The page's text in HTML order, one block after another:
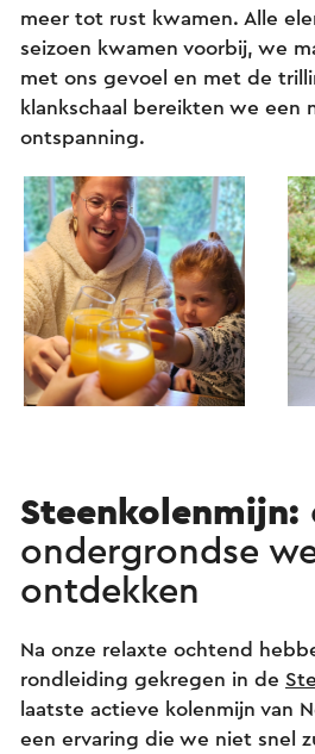
meer tot rust kwamen. Alle
seizoen kwamen voorbij, we
met ons gevoel en met de
klankschaal bereikten we een
ontspanning.
Steenkolenmijn:
ondergrondse
ontdekken
Na onze relaxte ochtend
rondleiding gekregen in de
laatste actieve kolenmijn van
een ervaring die we niet snel